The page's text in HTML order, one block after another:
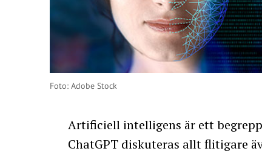
Foto: Adobe Stock
Artificiell intelligens är ett
ChatGPT diskuteras allt flitigare